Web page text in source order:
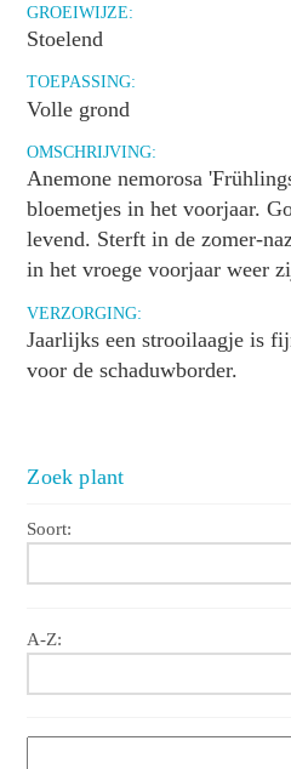
GROEIWIJZE:
Stoelend
TOEPASSING:
Volle grond
OMSCHRIJVING:
Anemone nemorosa
bloemetjes in het voorjaar.
levend. Sterft in de zomer-
in het vroege voorjaar weer
VERZORGING:
Jaarlijks een strooilaagje is
voor de schaduwborder.
Zoek plant
Soort:
A-Z: